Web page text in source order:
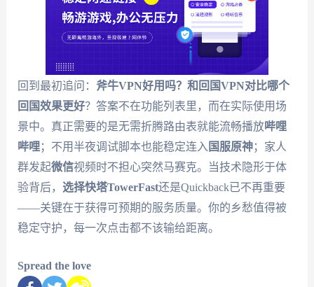
回到最初追问： 斧牛VPN好用吗？和回国VPN对比哪个
回国效果更好？答案不在功能列表里，而在实际使用场
景中。真正需要的是无需折腾路由表就能流畅播放哔哩
哔哩；不用半夜调试脚本也能稳定连入 国服原神；家人
群发起微信视频时不担心突然马赛克。当技术隐形于体
验背后， 选择快塔TowerFast还是Quickback已不再重要
——关键在于获得可预期的服务质量。你的乡愁值得被
稳定守护，每一次点击都不该输给距离。
Spread the love